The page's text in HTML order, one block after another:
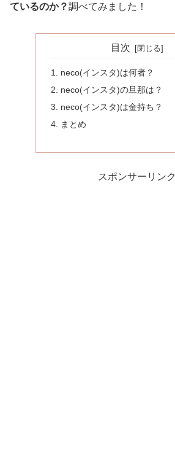
ているのか？調べてみました！
目次
neco(インスタ)は何者？
neco(インスタ)の旦那は？
neco(インスタ)は金持ち？
まとめ
スポンサーリンク